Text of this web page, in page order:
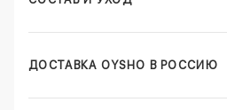
ДОСТАВКА OYSHO В РОССИЮ